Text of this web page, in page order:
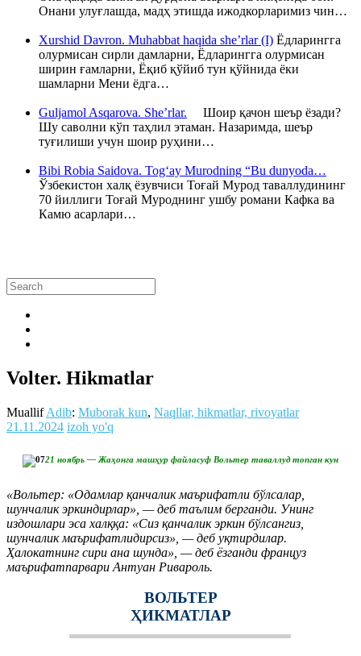
Онани улуғлашда, мадҳ этишда ижодкорларимиз чин…
Xurshid Davron. Muhabbat haqida she’rlar (I) Ёдларингга
олурмисан сирли дамларни, Ёдларингга олурмисан
ширин ғамларни, Ёқиб қўйиб тун қўйнида ёки
шамларни Мени ёдга…
Guljamol Asqarova. She’rlar. Шоир қачон шеър ёзади?
Шу саволни кўп таҳлил этаман. Назаримда, шеър
туғилиши учун шоир руҳини…
Bibi Robia Saidova. Tog‘ay Murodning “Bu dunyoda…
Ўзбекистон халқ ёзувчиси Тоғай Мурод таваллудининг
70 йиллиги Тоғай Муроднинг ушбу романи Кафка ва
Камю асарлари…
Volter. Hikmatlar
MuallifAdib: Muborak kun, Naqllar, hikmatlar, rivoyatlar
21.11.2024 izoh yo'q
21 ноябрь — Жаҳонга машҳур файласуф Вольтер таваллуд топган кун
«Вольтер: «Одамлар қанчалик маърифатли бўлсалар,
шунчалик эркиндирлар», — деб таълим берганди. Унинг
издошлари эса халққа: «Сиз қанчалик эркин бўлсангиз,
шунчалик маърифатлидирсиз», — деб уқтирдилар.
Ҳалокатнинг сири ана шунда», — деб ёзганди француз
маърифатпарвари Антуан Ривароль.
ВОЛЬТЕР
ҲИКМАТЛАР